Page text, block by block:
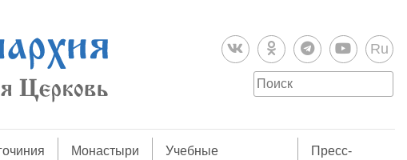
Ru
Монастыри
Учебные
Пресс-